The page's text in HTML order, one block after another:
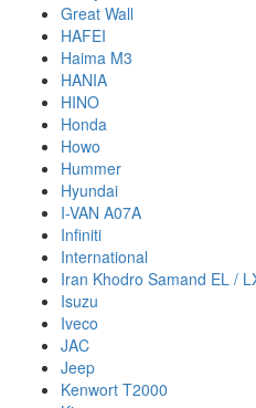
Great Wall
HAFEI
Haima M3
HANIA
HINO
Honda
Howo
Hummer
Hyundai
I-VAN A07A
Infiniti
International
Iran Khodro Samand EL /
Isuzu
Iveco
JAC
Jeep
Kenwort T2000